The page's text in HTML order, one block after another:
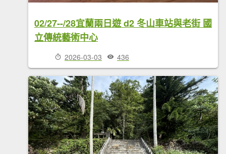
02/27--/28宜蘭兩日遊 d2 冬山車站與老街 國
立傳統藝術中心
2026-03-03 436